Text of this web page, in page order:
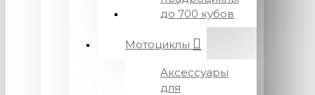
до 700 кубов
Мотоциклы
Аксессуары
для